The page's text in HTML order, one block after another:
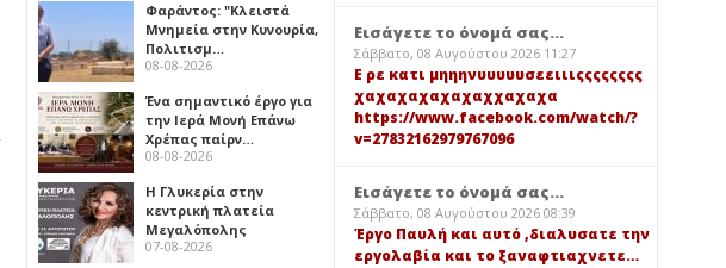
Φαράντος: "Κλειστά
Μνημεία στην Κυνουρία,
Πολιτισμ…
08-08-2026
Ένα σημαντικό έργο για
την Ιερά Μονή Επάνω
Χρέπας παίρν…
08-08-2026
Η Γλυκερία στην
κεντρική πλατεία
Μεγαλόπολης
07-08-2026
Εισάγετε το όνομά σας...
Σάββατο, 08 Αυγούστου 2026 11:27
Ε ρε κατι μηηηνυυυυυσεειιιςςςςςςςς
χαχαχαχαχαχαχχαχαχα
https://www.facebook.com/watch/?
v=27832162979767096
Εισάγετε το όνομά σας...
Σάββατο, 08 Αυγούστου 2026 08:39
Έργο Παυλή και αυτό ,διαλυσατε την
εργολαβία και το ξαναφτιαχνετε…